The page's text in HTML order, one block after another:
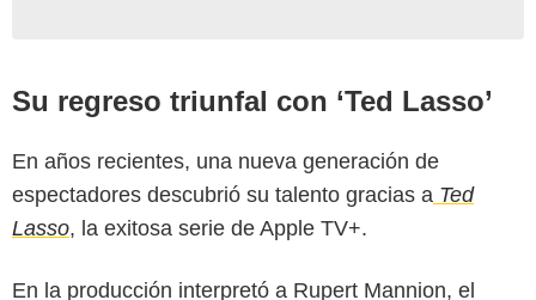
Su regreso triunfal con ‘Ted Lasso’
En años recientes, una nueva generación de
espectadores descubrió su talento gracias a Ted
Lasso, la exitosa serie de Apple TV+.
En la producción interpretó a Rupert Mannion, el